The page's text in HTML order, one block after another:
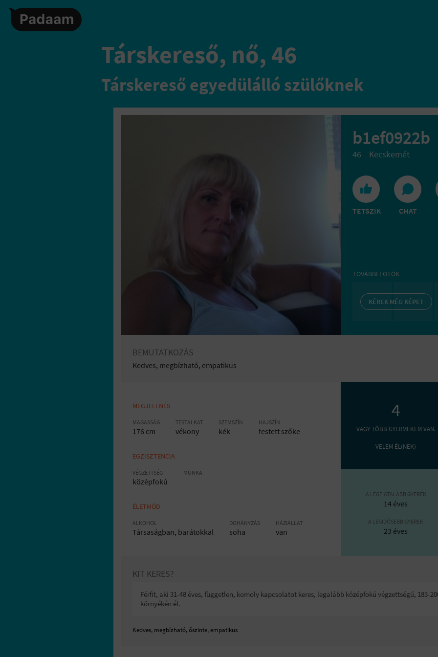
Társkereső, nő, 46
Társkereső egyedülálló szülőknek
b1ef0922b
46 Kecskemét
TETSZIK CHAT
TOVÁBBI FOTÓK
KÉREK MÉG KÉPET
BEMUTATKOZÁS
Kedves, megbízható, empatikus
MEGJELENÉS
MAGASSÁG
176 cm
TESTALKAT
vékony
SZEMSZÍN
kék
HAJSZÍN
festett szőke
EGZISZTENCIA
VÉGZETTSÉG
középfokú
MUNKA
ÉLETMÓD
ALKOHOL
Társaságban, barátokkal
DOHÁNYZÁS
soha
HÁZIÁLLAT
van
4
VAGY TÖBB GYERMEKEM VAN.
VELEM ÉL(NEK)
A LEGFIATALABB GYEREK
14 éves
A LEGIDŐSEBB GYEREK
23 éves
KIT KERES?
Férfit, aki 31-48 éves, független, komoly kapcsolatot keres, legalább középfokú végzettségű, 183-
környékén él.
Kedves, megbízható, őszinte, empatikus